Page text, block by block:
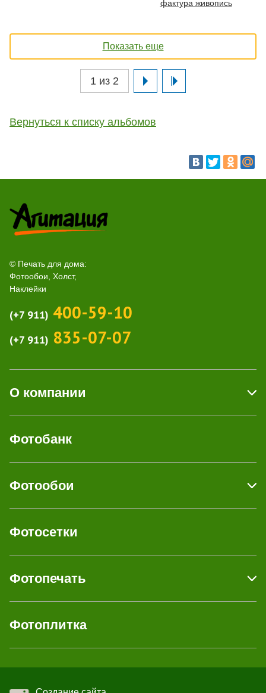
фактура живопись
Показать еще
1 из 2
Вернуться к списку альбомов
© Печать для дома:
Фотообои, Холст,
Наклейки
(+7 911) 400-59-10
(+7 911) 835-07-07
О компании
Фотобанк
Фотообои
Фотосетки
Фотопечать
Фотоплитка